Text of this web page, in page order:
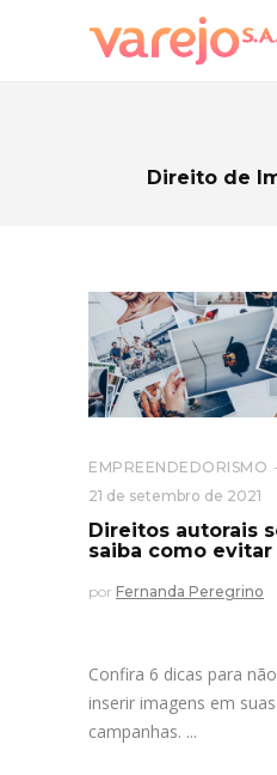
Direito de
EMPREENDEDORISMO
21 de setembro de 2021
Direitos autorais
saiba como
por Fernanda Peregrino
Confira 6 dicas para
inserir imagens em
campanhas.